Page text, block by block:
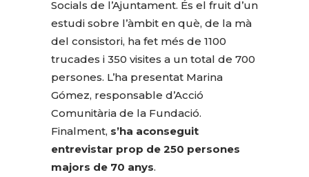
Socials de l’Ajuntament. És el fruit d’un
estudi sobre l’àmbit en què, de la mà
del consistori, ha fet més de 1100
trucades i 350 visites a un total de 700
persones. L’ha presentat Marina
Gómez, responsable d’Acció
Comunitària de la Fundació.
Finalment, s’ha aconseguit
entrevistar prop de 250 persones
majors de 70 anys.